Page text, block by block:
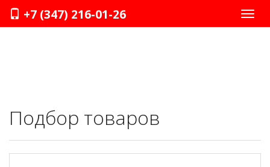
+7 (347) 216-01-26
Подбор товаров